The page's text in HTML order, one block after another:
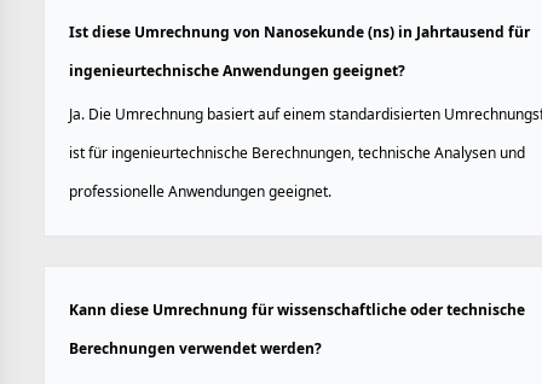
Ist diese Umrechnung von Nanosekunde (ns) in Jahrtausend für
ingenieurtechnische Anwendungen geeignet?
Ja. Die Umrechnung basiert auf einem standardisierten
ist für ingenieurtechnische Berechnungen, technische Analysen und
professionelle Anwendungen geeignet.
Kann diese Umrechnung für wissenschaftliche oder technische
Berechnungen verwendet werden?